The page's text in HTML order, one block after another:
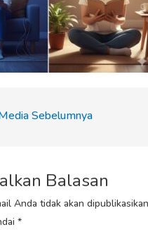
Sebelumnya
Balasan
Anda tidak akan
*